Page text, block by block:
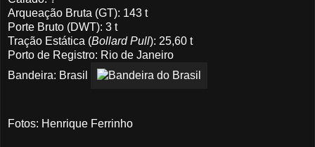
Arqueação Bruta (GT): 143 t
Porte Bruto (DWT): 3 t
Tração Estática (Bollard Pull): 25,60 t
Porto de Registro: Rio de Janeiro
Bandeira: Brasil
Fotos: Henrique Ferrinho